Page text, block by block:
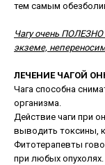
тем самым
Чагу очень
экземе,
ЛЕЧЕНИЕ ЧАГОЙ
Чага способна
организма.
Действие чаги при
выводить токсины,
Фитотерапевты
при любых опухолях.